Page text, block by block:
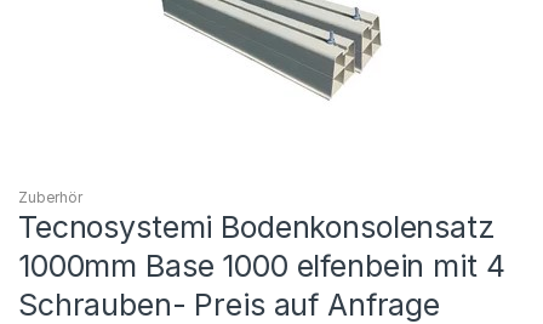
Zuberhör
Tecnosystemi Bodenkonsolensatz
1000mm Base 1000 elfenbein mit 4
Schrauben- Preis auf Anfrage